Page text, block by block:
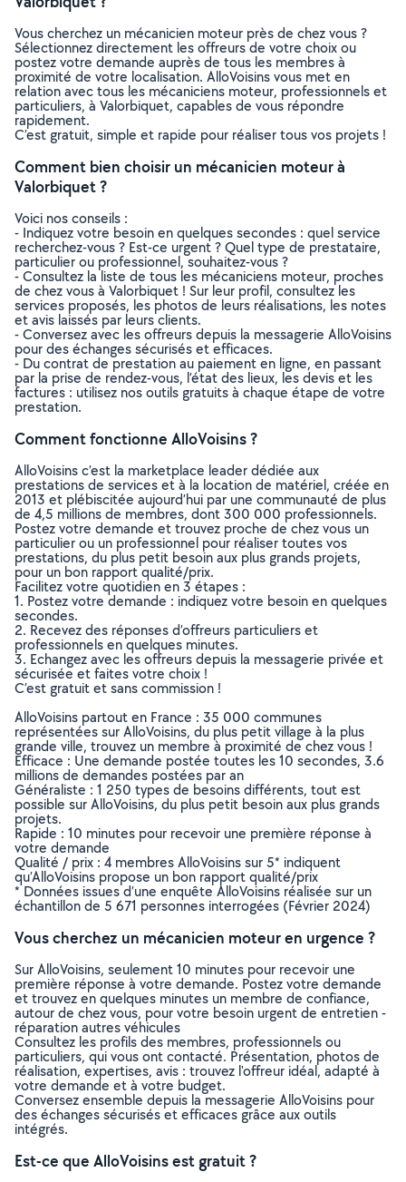
Vous cherchez un mécanicien moteur près de chez vous ?
Sélectionnez directement les offreurs de votre choix ou
postez votre demande auprès de tous les membres à
proximité de votre localisation. AlloVoisins vous met en
relation avec tous les mécaniciens moteur, professionnels et
particuliers, à Valorbiquet, capables de vous répondre
rapidement.
C’est gratuit, simple et rapide pour réaliser tous vos projets !
Comment bien choisir un mécanicien moteur à
Valorbiquet ?
Voici nos conseils :
- Indiquez votre besoin en quelques secondes : quel service
recherchez-vous ? Est-ce urgent ? Quel type de prestataire,
particulier ou professionnel, souhaitez-vous ?
- Consultez la liste de tous les mécaniciens moteur, proches
de chez vous à Valorbiquet ! Sur leur profil, consultez les
services proposés, les photos de leurs réalisations, les notes
et avis laissés par leurs clients.
- Conversez avec les offreurs depuis la messagerie AlloVoisins
pour des échanges sécurisés et efficaces.
- Du contrat de prestation au paiement en ligne, en passant
par la prise de rendez-vous, l’état des lieux, les devis et les
factures : utilisez nos outils gratuits à chaque étape de votre
prestation.
Comment fonctionne AlloVoisins ?
AlloVoisins c’est la marketplace leader dédiée aux
prestations de services et à la location de matériel, créée en
2013 et plébiscitée aujourd’hui par une communauté de plus
de 4,5 millions de membres, dont 300 000 professionnels.
Postez votre demande et trouvez proche de chez vous un
particulier ou un professionnel pour réaliser toutes vos
prestations, du plus petit besoin aux plus grands projets,
pour un bon rapport qualité/prix.
Facilitez votre quotidien en 3 étapes :
1. Postez votre demande : indiquez votre besoin en quelques
secondes.
2. Recevez des réponses d’offreurs particuliers et
professionnels en quelques minutes.
3. Echangez avec les offreurs depuis la messagerie privée et
sécurisée et faites votre choix !
C’est gratuit et sans commission !
AlloVoisins partout en France : 35 000 communes
représentées sur AlloVoisins, du plus petit village à la plus
grande ville, trouvez un membre à proximité de chez vous !
Efficace : Une demande postée toutes les 10 secondes, 3.6
millions de demandes postées par an
Généraliste : 1 250 types de besoins différents, tout est
possible sur AlloVoisins, du plus petit besoin aux plus grands
projets.
Rapide : 10 minutes pour recevoir une première réponse à
votre demande
Qualité / prix : 4 membres AlloVoisins sur 5* indiquent
qu’AlloVoisins propose un bon rapport qualité/prix
* Données issues d’une enquête AlloVoisins réalisée sur un
échantillon de 5 671 personnes interrogées (Février 2024)
Vous cherchez un mécanicien moteur en urgence ?
Sur AlloVoisins, seulement 10 minutes pour recevoir une
première réponse à votre demande. Postez votre demande
et trouvez en quelques minutes un membre de confiance,
autour de chez vous, pour votre besoin urgent de entretien -
réparation autres véhicules
Consultez les profils des membres, professionnels ou
particuliers, qui vous ont contacté. Présentation, photos de
réalisation, expertises, avis : trouvez l'offreur idéal, adapté à
votre demande et à votre budget.
Conversez ensemble depuis la messagerie AlloVoisins pour
des échanges sécurisés et efficaces grâce aux outils
intégrés.
Est-ce que AlloVoisins est gratuit ?